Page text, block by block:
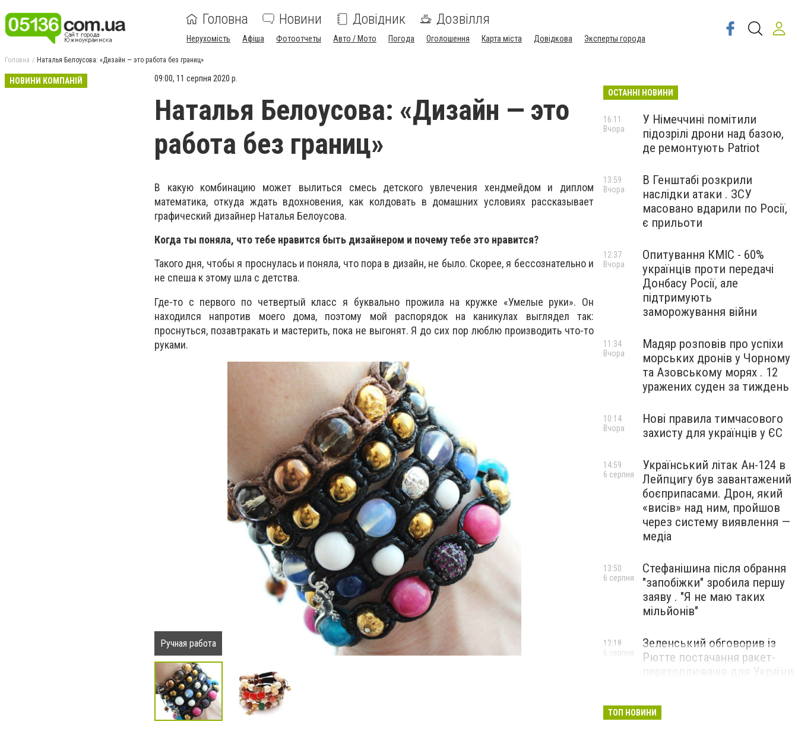
Головна Новини Довідник Дозвілля
Нерухомість Афіша Фотоотчеты Авто / Мото Погода Оголошення Карта міста Довідкова Эксперты города
Головна Наталья Белоусова: «Дизайн — это работа без границ»
НОВИНИ КОМПАНІЙ 09:00, 11 серпня 2020 р.
Наталья Белоусова: «Дизайн — это
работа без границ»
В какую комбинацию может вылиться смесь детского увлечения хендмейдом и диплом
математика, откуда ждать вдохновения, как колдовать в домашних условиях рассказывает
графический дизайнер Наталья Белоусова.
Когда ты поняла, что тебе нравится быть дизайнером и почему тебе это нравится?
Такого дня, чтобы я проснулась и поняла, что пора в дизайн, не было. Скорее, я бессознательно и
не спеша к этому шла с детства.
Где-то с первого по четвертый класс я буквально прожила на кружке «Умелые руки». Он
находился напротив моего дома, поэтому мой распорядок на каникулах выглядел так:
проснуться, позавтракать и мастерить, пока не выгонят. Я до сих пор люблю производить что-то
руками.
Ручная работа Ручная работа
ОСТАННІ НОВИНИ
У Німеччині помітили
підозрілі дрони над базою,
де ремонтують Patriot
16:11
Вчора
В Генштабі розкрили
наслідки атаки . ЗСУ
масовано вдарили по Росії,
є прильоти
13:59
Вчора
Опитування КМІС - 60%
українців проти передачі
Донбасу Росії, але
підтримують
заморожування війни
12:37
Вчора
Мадяр розповів про успіхи
морських дронів у Чорному
та Азовському морях . 12
уражених суден за тиждень
11:34
Вчора
Нові правила тимчасового
захисту для українців у ЄС
10:14
Вчора
Український літак Ан-124 в
Лейпцигу був завантажений
боєприпасами. Дрон, який
«висів» над ним, пройшов
через систему виявлення —
медіа
14:59
6 серпня
Стефанішина після обрання
"запобіжки" зробила першу
заяву . "Я не маю таких
мільйонів"
13:50
6 серпня
Зеленський обговорив із
Рютте постачання ракет-
перехоплювачів для України
12:18
6 серпня
ТОП НОВИНИ